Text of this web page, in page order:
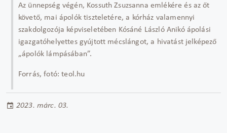
Az ünnepség végén, Kossuth Zsuzsanna emlékére és az őt
követő, mai ápolók tiszteletére, a kórház valamennyi
szakdolgozója képviseletében Kósáné László Anikó ápolási
igazgatóhelyettes gyújtott mécslángot, a hivatást jelképező
„ápolók lámpásában”.
Forrás, fotó: teol.hu
2023. márc. 03.